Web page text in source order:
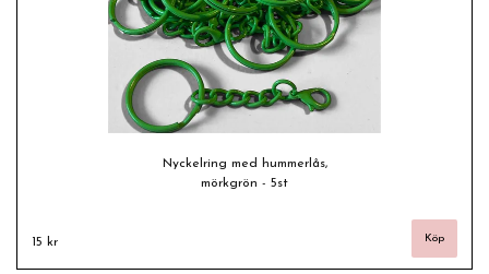
Nyckelring med hummerlås,
mörkgrön - 5st
15 kr